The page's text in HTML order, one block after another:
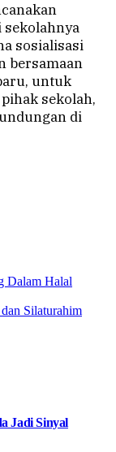
sekolahnya
sosialisasi
bersamaan
untuk
sekolah,
di
Dalam Halal
Silaturahim
Jadi Sinyal